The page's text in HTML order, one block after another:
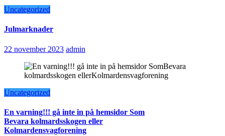
Uncategorized
Julmarknader
22 november 2023 admin
Uncategorized
En varning!!! gå inte in på hemsidor Som
Bevara kolmardsskogen eller
Kolmardensvagforening